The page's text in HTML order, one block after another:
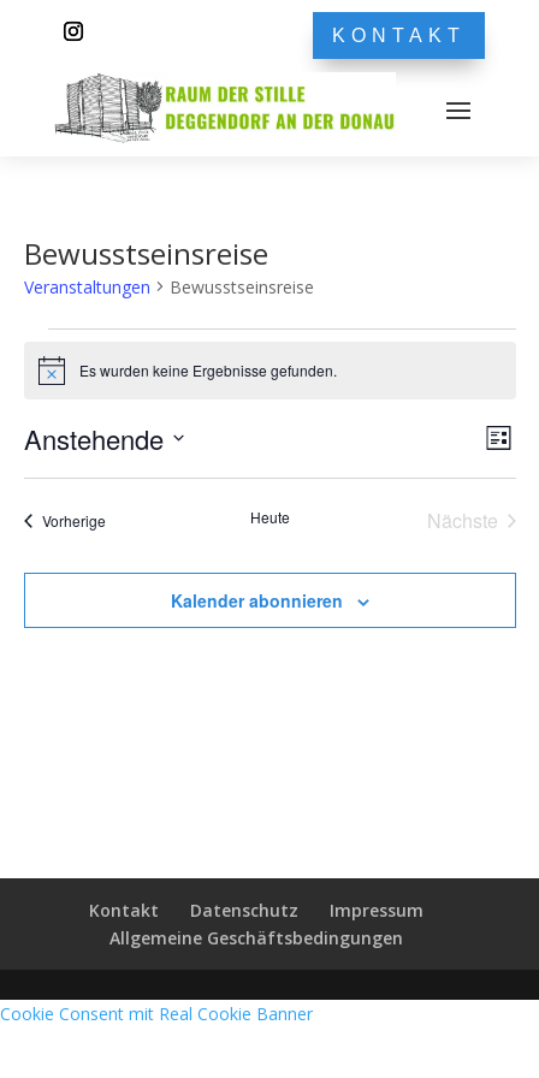
KONTAKT
Bewusstseinsreise
Veranstaltungen Bewusstseinsreise
Veranstaltungen
HinweisEs wurden keine Ergebnisse gefunden.
Liste
Anstehende
VorherigeVeranstaltungen Heute
Nächste
Kalender abonnieren
Kontakt Datenschutz
Impressum
Allgemeine Geschäftsbedingungen
Cookie Consent mit Real Cookie Banner